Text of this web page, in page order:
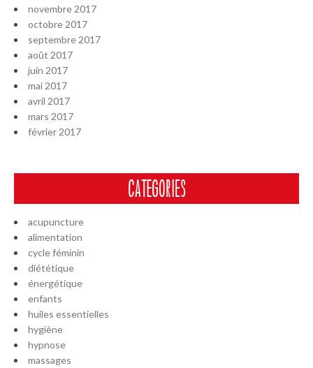
novembre 2017
octobre 2017
septembre 2017
août 2017
juin 2017
mai 2017
avril 2017
mars 2017
février 2017
CATÉGORIES
acupuncture
alimentation
cycle féminin
diététique
énergétique
enfants
huiles essentielles
hygiène
hypnose
massages